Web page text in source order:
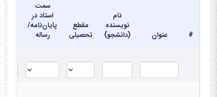
# عنوان
نام
نویسنده
(دانشجو)
مقطع
تحصیلی
سمت
استاد در
پایان‌نامه/
رساله
دفاع